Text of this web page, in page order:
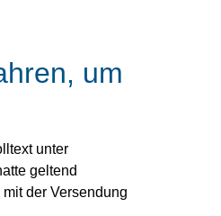
um
unter
geltend
der Versendung